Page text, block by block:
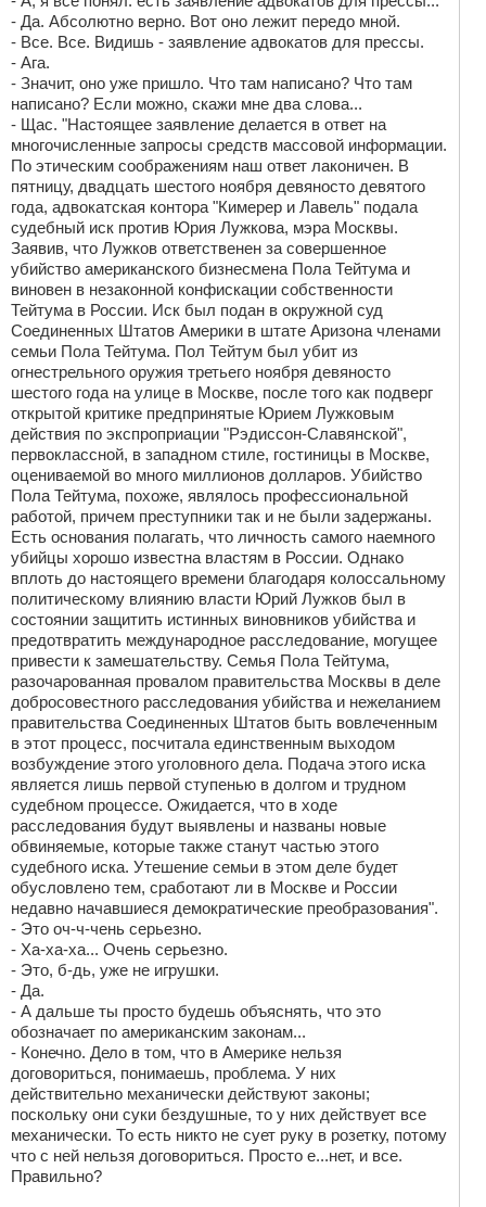
- Да. Абсолютно верно. Вот оно лежит передо мной.
- Все. Все. Видишь - заявление адвокатов для прессы.
- Ага.
- Значит, оно уже пришло. Что там написано? Что там
написано? Если можно, скажи мне два слова...
- Щас. "Настоящее заявление делается в ответ на
многочисленные запросы средств массовой информации.
По этическим соображениям наш ответ лаконичен. В
пятницу, двадцать шестого ноября девяносто девятого
года, адвокатская контора "Кимерер и Лавель" подала
судебный иск против Юрия Лужкова, мэра Москвы.
Заявив, что Лужков ответственен за совершенное
убийство американского бизнесмена Пола Тейтума и
виновен в незаконной конфискации собственности
Тейтума в России. Иск был подан в окружной суд
Соединенных Штатов Америки в штате Аризона членами
семьи Пола Тейтума. Пол Тейтум был убит из
огнестрельного оружия третьего ноября девяносто
шестого года на улице в Москве, после того как подверг
открытой критике предпринятые Юрием Лужковым
действия по экспроприации "Рэдиссон-Славянской",
первоклассной, в западном стиле, гостиницы в Москве,
оцениваемой во много миллионов долларов. Убийство
Пола Тейтума, похоже, являлось профессиональной
работой, причем преступники так и не были задержаны.
Есть основания полагать, что личность самого наемного
убийцы хорошо известна властям в России. Однако
вплоть до настоящего времени благодаря колоссальному
политическому влиянию власти Юрий Лужков был в
состоянии защитить истинных виновников убийства и
предотвратить международное расследование, могущее
привести к замешательству. Семья Пола Тейтума,
разочарованная провалом правительства Москвы в деле
добросовестного расследования убийства и нежеланием
правительства Соединенных Штатов быть вовлеченным
в этот процесс, посчитала единственным выходом
возбуждение этого уголовного дела. Подача этого иска
является лишь первой ступенью в долгом и трудном
судебном процессе. Ожидается, что в ходе
расследования будут выявлены и названы новые
обвиняемые, которые также станут частью этого
судебного иска. Утешение семьи в этом деле будет
обусловлено тем, сработают ли в Москве и России
недавно начавшиеся демократические преобразования".
- Это оч-ч-чень серьезно.
- Ха-ха-ха... Очень серьезно.
- Это, б-дь, уже не игрушки.
- Да.
- А дальше ты просто будешь объяснять, что это
обозначает по американским законам...
- Конечно. Дело в том, что в Америке нельзя
договориться, понимаешь, проблема. У них
действительно механически действуют законы;
поскольку они суки бездушные, то у них действует все
механически. То есть никто не сует руку в розетку, потому
что с ней нельзя договориться. Просто е...нет, и все.
Правильно?